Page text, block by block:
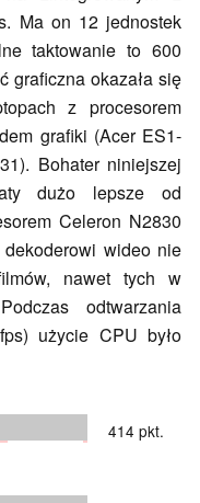
Ma on 12 jednostek
taktowanie to 600
graficzna okazała się
z procesorem
grafiki (Acer ES1-
Bohater niniejszej
dużo lepsze od
Celeron N2830
wideo nie
nawet tych w
odtwarzania
użycie CPU było
414 pkt.